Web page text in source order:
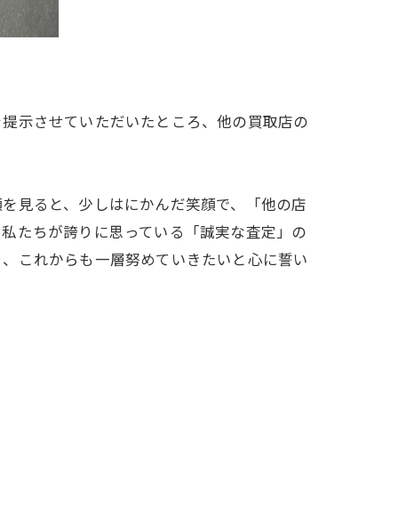
示させていただいたところ、他の買取店の
見ると、少しはにかんだ笑顔で、「他の店
たちが誇りに思っている「誠実な査定」の
これからも一層努めていきたいと心に誓い